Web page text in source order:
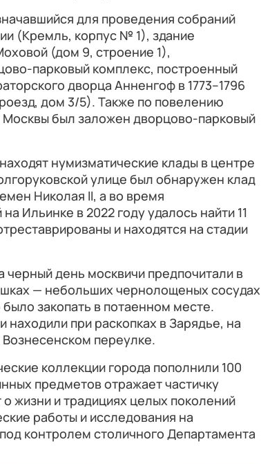
для проведения собраний
(Кремль, корпус № 1), здание
(дом 9, строение 1),
парковый комплекс, построенный
дворца Анненгоф в 1773–1796
дом 3/5). Также по повелению
Москвы был заложен дворцово-парковый
нумизматические клады в центре
улице был обнаружен клад
Николая II, а во время
Ильинке в 2022 году удалось найти 11
и находятся на стадии
черный день москвичи предпочитали в
— небольших чернолощеных сосудах
закопать в потаенном месте.
при раскопках в Зарядье, на
переулке.
коллекции города пополнили 100
предметов отражает частичку
жизни и традициях целых поколений
работы и исследования на
контролем столичного Департамента